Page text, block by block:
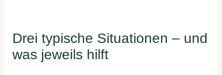
Drei typische Situationen – und
was jeweils hilft